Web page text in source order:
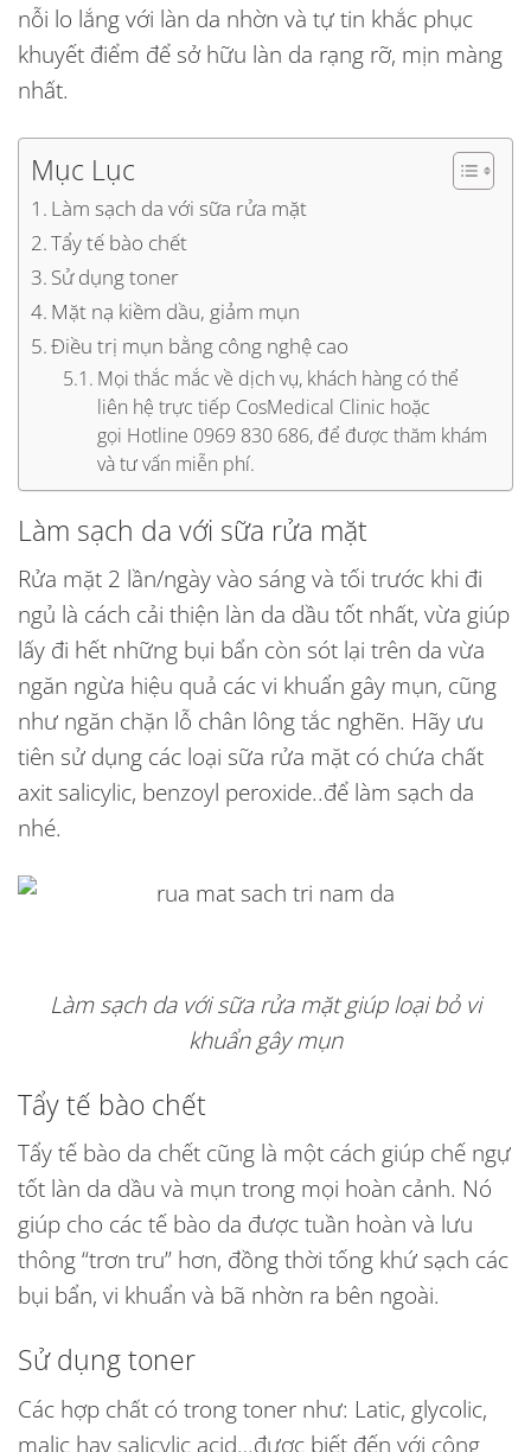
nỗi lo lắng với làn da nhờn và tự tin khắc phục
khuyết điểm để sở hữu làn da rạng rỡ, mịn màng
nhất.
Mục Lục
Làm sạch da với sữa rửa mặt
Tẩy tế bào chết
Sử dụng toner
Mặt nạ kiềm dầu, giảm mụn
Điều trị mụn bằng công nghệ cao
Mọi thắc mắc về dịch vụ, khách hàng có thể
liên hệ trực tiếp CosMedical Clinic hoặc
gọi Hotline 0969 830 686, để được thăm khám
và tư vấn miễn phí.
Làm sạch da với sữa rửa mặt
Rửa mặt 2 lần/ngày vào sáng và tối trước khi đi
ngủ là cách cải thiện làn da dầu tốt nhất, vừa giúp
lấy đi hết những bụi bẩn còn sót lại trên da vừa
ngăn ngừa hiệu quả các vi khuẩn gây mụn, cũng
như ngăn chặn lỗ chân lông tắc nghẽn. Hãy ưu
tiên sử dụng các loại sữa rửa mặt có chứa chất
axit salicylic, benzoyl peroxide..để làm sạch da
nhé.
Làm sạch da với sữa rửa mặt giúp loại bỏ vi
khuẩn gây mụn
Tẩy tế bào chết
Tẩy tế bào da chết cũng là một cách giúp chế ngự
tốt làn da dầu và mụn trong mọi hoàn cảnh. Nó
giúp cho các tế bào da được tuần hoàn và lưu
thông “trơn tru” hơn, đồng thời tống khứ sạch các
bụi bẩn, vi khuẩn và bã nhờn ra bên ngoài.
Sử dụng toner
Các hợp chất có trong toner như: Latic, glycolic,
malic hay salicylic acid…được biết đến với công